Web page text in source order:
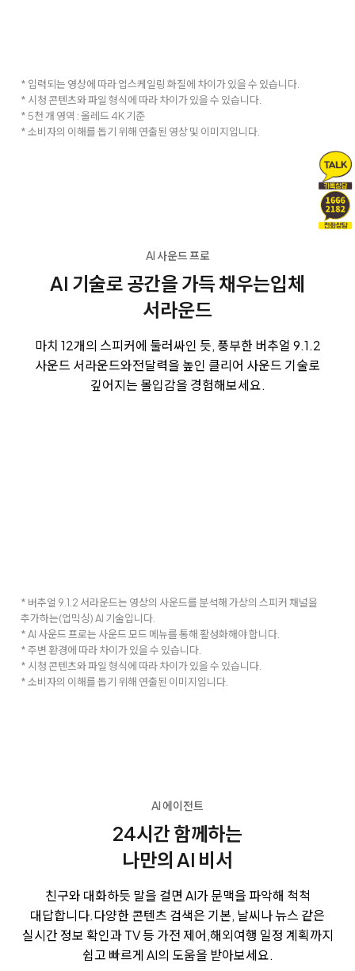
* 입력되는 영상에 따라 업스케일링 화질에 차이가 있을 수 있습니다.
* 시청 콘텐츠와 파일 형식에 따라 차이가 있을 수 있습니다.
* 5천 개 영역 : 올레드 4K 기준
* 소비자의 이해를 돕기 위해 연출된 영상 및 이미지입니다.
AI 사운드 프로
AI 기술로 공간을 가득 채우는입체
서라운드
마치 12개의 스피커에 둘러싸인 듯, 풍부한 버추얼 9.1.2
사운드 서라운드와전달력을 높인 클리어 사운드 기술로
깊어지는 몰입감을 경험해보세요.
* 버추얼 9.1.2 서라운드는 영상의 사운드를 분석해 가상의 스피커 채널을
추가하는(업믹싱) AI 기술입니다.
* AI 사운드 프로는 사운드 모드 메뉴를 통해 활성화해야 합니다.
* 주변 환경에 따라 차이가 있을 수 있습니다.
* 시청 콘텐츠와 파일 형식에 따라 차이가 있을 수 있습니다.
* 소비자의 이해를 돕기 위해 연출된 이미지입니다.
AI 에이전트
24시간 함께하는
나만의 AI 비서
친구와 대화하듯 말을 걸면 AI가 문맥을 파악해 척척
대답합니다.다양한 콘텐츠 검색은 기본, 날씨나 뉴스 같은
실시간 정보 확인과 TV 등 가전 제어,해외여행 일정 계획까지
쉽고 빠르게 AI의 도움을 받아보세요.